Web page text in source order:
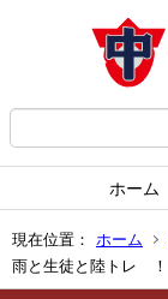
ホーム
現在位置： ホーム
雨と生徒と陸トレ ！